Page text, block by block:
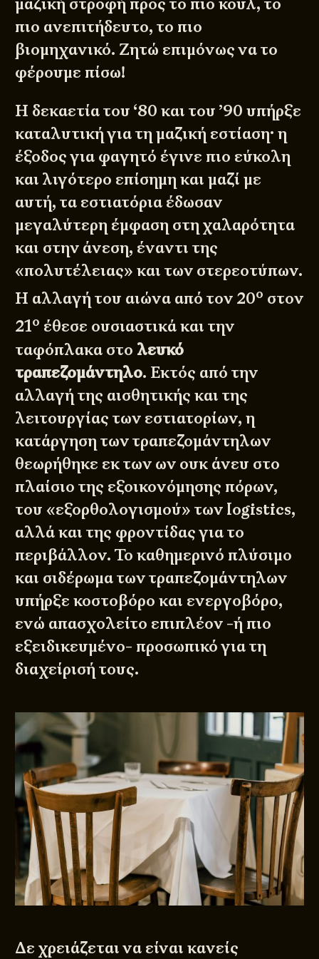
πιο ανεπιτήδευτο, το πιο
βιομηχανικό. Ζητώ επιμόνως να το
φέρουμε πίσω!
Η δεκαετία του ‘80 και του ’90 υπήρξε
καταλυτική για τη μαζική εστίαση· η
έξοδος για φαγητό έγινε πιο εύκολη
και λιγότερο επίσημη και μαζί με
αυτή, τα εστιατόρια έδωσαν
μεγαλύτερη έμφαση στη χαλαρότητα
και στην άνεση, έναντι της
«πολυτέλειας» και των στερεοτύπων.
Η αλλαγή του αιώνα από τον 20ο στον
21ο έθεσε ουσιαστικά και την
ταφόπλακα στο λευκό
τραπεζομάντηλο. Εκτός από την
αλλαγή της αισθητικής και της
λειτουργίας των εστιατορίων, η
κατάργηση των τραπεζομάντηλων
θεωρήθηκε εκ των ων ουκ άνευ στο
πλαίσιο της εξοικονόμησης πόρων,
του «εξορθολογισμού» των logistics,
αλλά και της φροντίδας για το
περιβάλλον. Το καθημερινό πλύσιμο
και σιδέρωμα των τραπεζομάντηλων
υπήρξε κοστοβόρο και ενεργοβόρο,
ενώ απασχολείτο επιπλέον -ή πιο
εξειδικευμένο- προσωπικό για τη
διαχείρισή τους.
Δε χρειάζεται να είναι κανείς